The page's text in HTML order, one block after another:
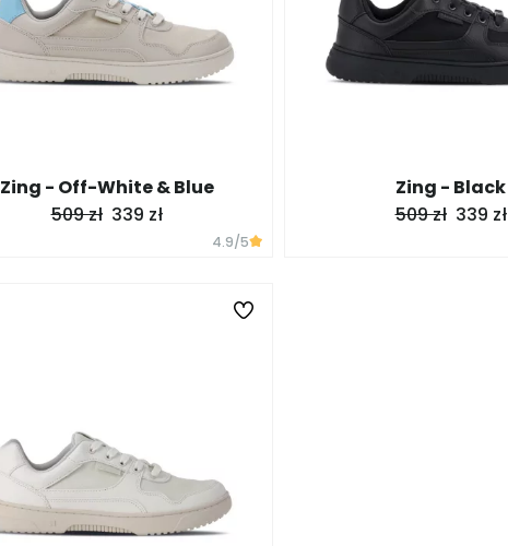
Zing - Off-White & Blue
509 zł 339 zł
4.9/5
Zing - Black
509 zł 339 zł